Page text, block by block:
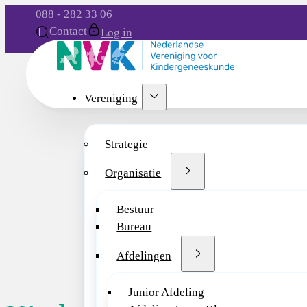
088 - 282 33 06
Contact
Log in
Vereniging
Strategie
Organisatie
Bestuur
Bureau
Afdelingen
Junior Afdeling